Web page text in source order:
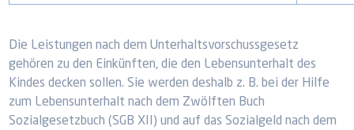
Die Leistungen nach dem Unterhaltsvorschussgesetz
gehören zu den Einkünften, die den Lebensunterhalt des
Kindes decken sollen. Sie werden deshalb z. B. bei der Hilfe
zum Lebensunterhalt nach dem Zwölften Buch
Sozialgesetzbuch (SGB XII) und auf das Sozialgeld nach dem